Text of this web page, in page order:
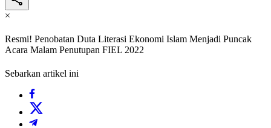
×
Resmi! Penobatan Duta Literasi Ekonomi Islam Menjadi Puncak
Acara Malam Penutupan FIEL 2022
Sebarkan artikel ini